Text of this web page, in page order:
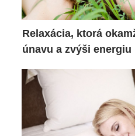
Relaxácia, ktorá
únavu a zvýši energiu